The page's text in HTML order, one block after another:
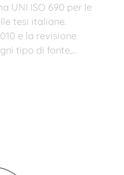
UNI ISO 690 per le
tesi italiane.
e la revisione
tipo di fonte,…